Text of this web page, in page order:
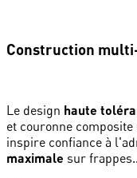
Construction
Le design haute
et couronne
inspire confiance à
maximale sur